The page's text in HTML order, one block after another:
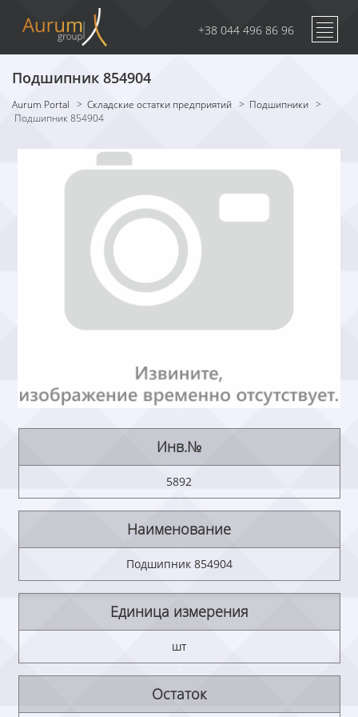
+38 044 496 86 96
Подшипник 854904
Aurum Portal > Складские остатки предприятий > Подшипники >
Подшипник 854904
Инв.№
5892
Наименование
Подшипник 854904
Единица измерения
шт
Остаток